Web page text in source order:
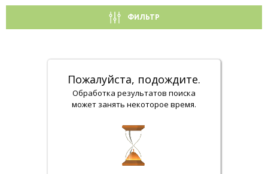
ФИЛЬТР
Пожалуйста, подождите.
Обработка результатов поиска
может занять некоторое время.